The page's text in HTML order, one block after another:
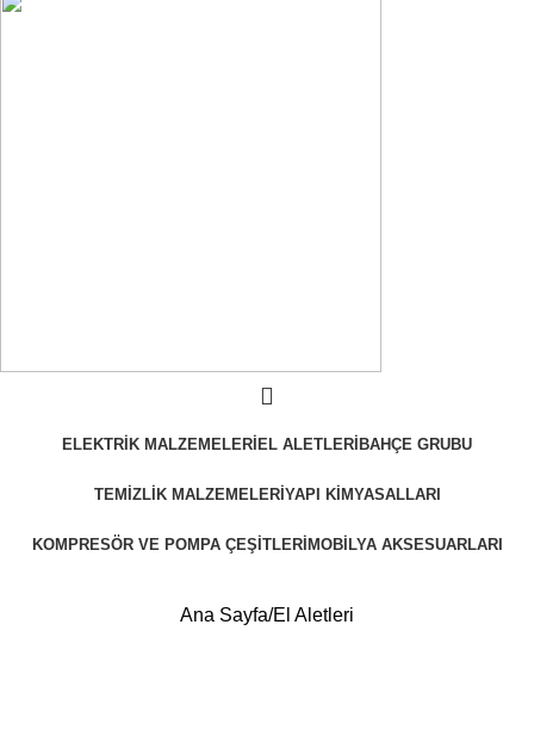
ELEKTRIK MALZEMELERI EL ALETLERI BAHÇE GRUBU
TEMIZLIK MALZEMELERI YAPI KIMYASALLARI
KOMPRESÖR VE POMPA ÇEŞITLERI MOBILYA AKSESUARLARI
Ana Sayfa El Aletleri